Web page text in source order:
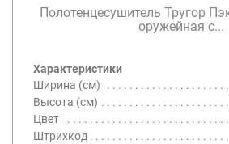
Полотенцесушитель Тругор
оружейная с...
Характеристики
Ширина (см)
Высота (см)
Цвет
Штрихкод